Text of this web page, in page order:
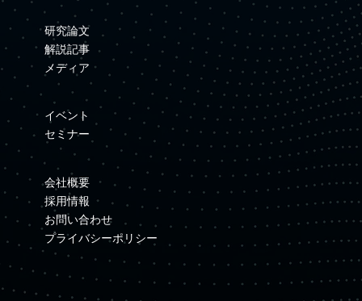
研究論文
解説記事
メディア
イベント
セミナー
会社概要
採用情報
お問い合わせ
プライバシーポリシー